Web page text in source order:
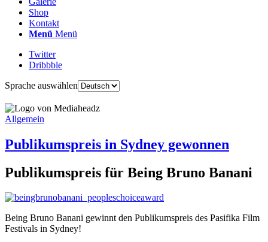
Shop
Kontakt
Menü Menü
Twitter
Dribbble
Sprache auswählen
Allgemein
Publikumspreis in Sydney gewonnen
Publikumspreis für Being Bruno Banani
Being Bruno Banani gewinnt den Publikumspreis des Pasifika Film
Festivals in Sydney!